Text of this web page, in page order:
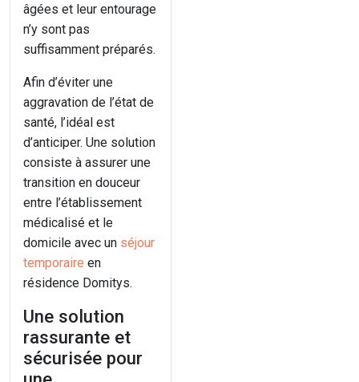
âgées et leur entourage
n’y sont pas
suffisamment préparés.
Afin d’éviter une
aggravation de l’état de
santé, l’idéal est
d’anticiper. Une solution
consiste à assurer une
transition en douceur
entre l’établissement
médicalisé et le
domicile avec un séjour
temporaire en
résidence Domitys.
Une solution
rassurante et
sécurisée pour